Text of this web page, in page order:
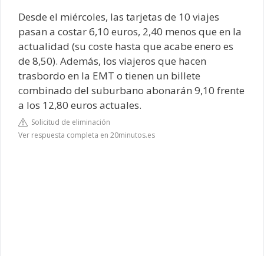
Desde el miércoles, las tarjetas de 10 viajes
pasan a costar 6,10 euros, 2,40 menos que en la
actualidad (su coste hasta que acabe enero es
de 8,50). Además, los viajeros que hacen
trasbordo en la EMT o tienen un billete
combinado del suburbano abonarán 9,10 frente
a los 12,80 euros actuales.
Solicitud de eliminación
Ver respuesta completa en 20minutos.es